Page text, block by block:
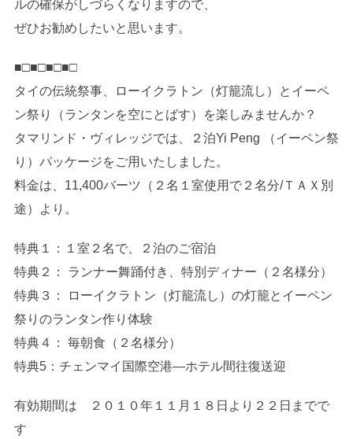
ルの確保がしづらくなりますので、
ぜひお勧めしたいと思います。
■□■□■□■□
タイの伝統祭事、ローイクラトン（灯籠流し）とイーペ
ン祭り（ランタンを空にとばす）を楽しみませんか？
タマリンド・ヴィレッジでは、２泊Yi Peng （イーペン祭
り）パッケージをご用いたしました。
料金は、11,400バーツ（２名１室使用で２名分/ＴＡＸ別
途）より。
特典１：１室２名で、２泊のご宿泊
特典２： ランナー舞踊付き、特別ディナー（２名様分）
特典３： ローイクラトン（灯籠流し）の灯籠とイーペン
祭りのランタン作り体験
特典４： 毎朝食（２名様分）
特典5：チェンマイ国際空港―ホテル間往復送迎
有効期間は ２０１０年１１月１８日より２２日までで
す